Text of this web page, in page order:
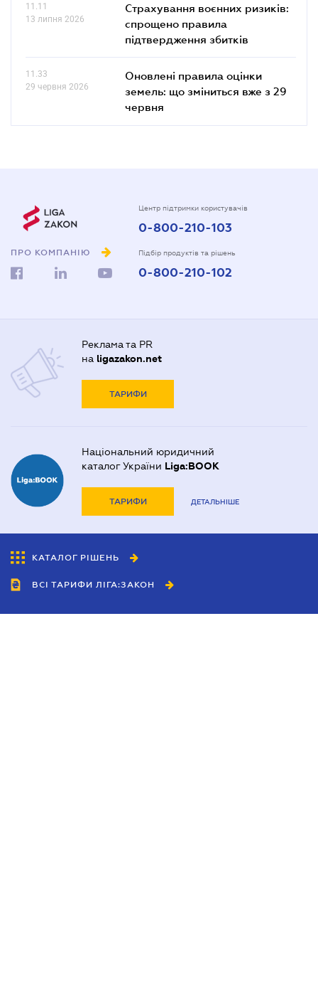
11.11
13 липня 2026
Страхування воєнних ризиків:
спрощено правила
підтвердження збитків
11.33
29 червня 2026
Оновлені правила оцінки
земель: що зміниться вже з 29
червня
ПРО КОМПАНІЮ
Центр підтримки користувачів
0-800-210-103
Підбір продуктів та рішень
0-800-210-102
Реклама та PR
на ligazakon.net
ТАРИФИ
Національний юридичний
каталог України Liga:BOOK
ТАРИФИ ДЕТАЛЬНІШЕ
КАТАЛОГ РІШЕНЬ
ВСІ ТАРИФИ ЛІГА:ЗАКОН